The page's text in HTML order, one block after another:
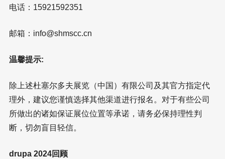
电话：15921592351
邮箱：info@shmscc.cn
温馨提示:
除上述杜塞尔多夫展览（中国）有限公司及其官方指定代
理外，建议您谨慎选择其他渠道进行报名。对于有些公司
所做出的诸如保证展位位置等承诺，请务必保持理性判
断，切勿盲目轻信。
drupa 2024回顾